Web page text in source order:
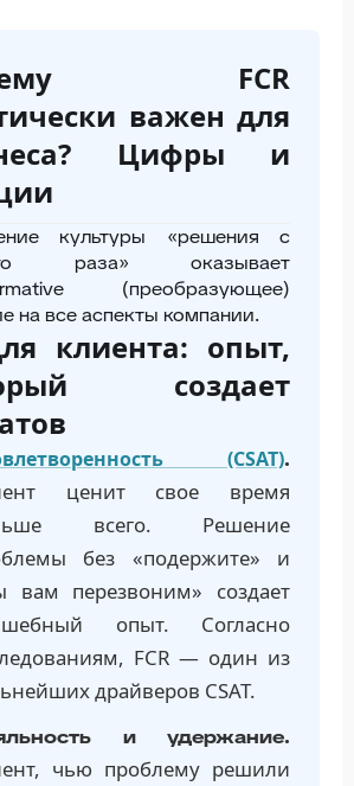
FCR
важен для
Цифры и
культуры «решения с
раза» оказывает
(преобразующее)
на все аспекты компании.
клиента: опыт,
создает
(CSAT).
ценит свое время
всего. Решение
без «подержите» и
вам перезвоним» создает
опыт. Согласно
FCR — один из
драйверов CSAT.
и удержание.
чью проблему решили